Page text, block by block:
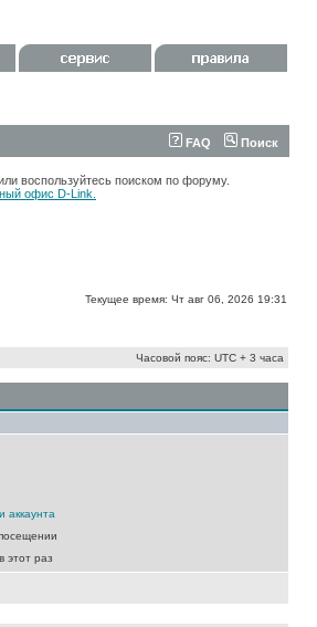
FAQ Поиск
или воспользуйтесь поиском по форуму.
офис D-Link.
Текущее время: Чт авг 06, 2026 19:31
Часовой пояс: UTC + 3 часа
аккаунта
этот раз